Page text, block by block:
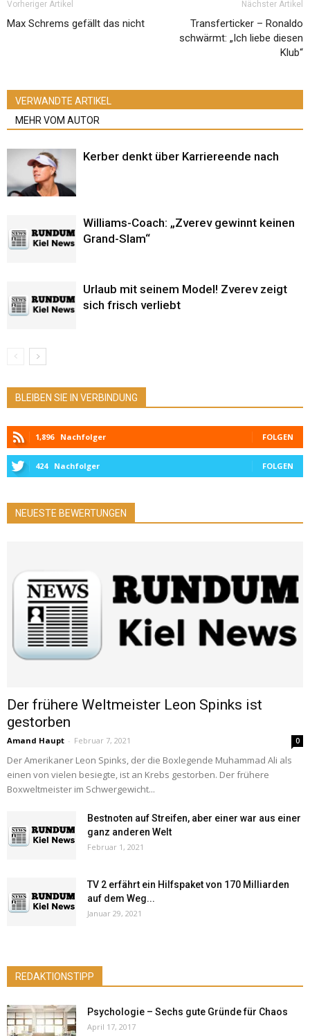
Vorheriger Artikel
Max Schrems gefällt das nicht
Nächster Artikel
Transferticker – Ronaldo
schwärmt: „Ich liebe diesen
Klub“
VERWANDTE ARTIKEL
MEHR VOM AUTOR
Kerber denkt über Karriereende nach
Williams-Coach: „Zverev gewinnt keinen
Grand-Slam“
Urlaub mit seinem Model! Zverev zeigt
sich frisch verliebt
BLEIBEN SIE IN VERBINDUNG
1,896 Nachfolger FOLGEN
424 Nachfolger FOLGEN
NEUESTE BEWERTUNGEN
Der frühere Weltmeister Leon Spinks ist
gestorben
Amand Haupt - Februar 7, 2021 0
Der Amerikaner Leon Spinks, der die Boxlegende Muhammad Ali als
einen von vielen besiegte, ist an Krebs gestorben. Der frühere
Boxweltmeister im Schwergewicht...
Bestnoten auf Streifen, aber einer war aus einer
ganz anderen Welt
Februar 1, 2021
TV 2 erfährt ein Hilfspaket von 170 Milliarden
auf dem Weg...
Januar 29, 2021
REDAKTIONSTIPP
Psychologie – Sechs gute Gründe für Chaos
April 17, 2017